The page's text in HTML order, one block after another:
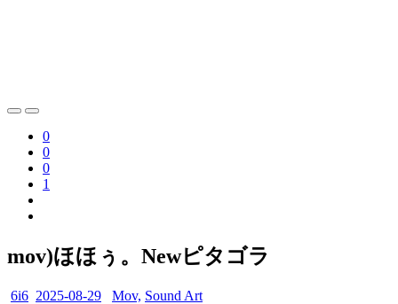
0
0
0
1
mov)ほほぅ。Newピタゴラ
6i6 2025-08-29 Mov, Sound Art